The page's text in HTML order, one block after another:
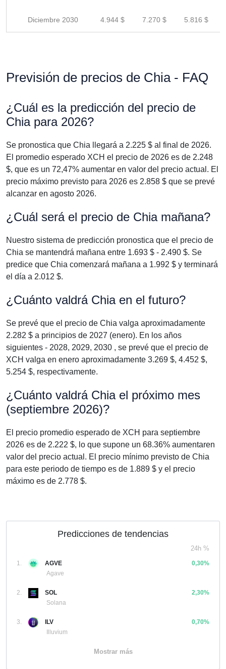
Diciembre 2030 4.944 $ 7.270 $ 5.816 $
Previsión de precios de Chia - FAQ
¿Cuál es la predicción del precio de
Chia para 2026?
Se pronostica que Chia llegará a 2.225 $ al final de 2026.
El promedio esperado XCH el precio de 2026 es de 2.248
$, que es un 72,47% aumentar en valor del precio actual. El
precio máximo previsto para 2026 es 2.858 $ que se prevé
alcanzar en agosto 2026.
¿Cuál será el precio de Chia mañana?
Nuestro sistema de predicción pronostica que el precio de
Chia se mantendrá mañana entre 1.693 $ - 2.490 $. Se
predice que Chia comenzará mañana a 1.992 $ y terminará
el día a 2.012 $.
¿Cuánto valdrá Chia en el futuro?
Se prevé que el precio de Chia valga aproximadamente
2.282 $ a principios de 2027 (enero). En los años
siguientes - 2028, 2029, 2030 , se prevé que el precio de
XCH valga en enero aproximadamente 3.269 $, 4.452 $,
5.254 $, respectivamente.
¿Cuánto valdrá Chia el próximo mes
(septiembre 2026)?
El precio promedio esperado de XCH para septiembre
2026 es de 2.222 $, lo que supone un 68.36% aumentaren
valor del precio actual. El precio mínimo previsto de Chia
para este periodo de tiempo es de 1.889 $ y el precio
máximo es de 2.778 $.
Predicciones de tendencias
24h %
1.
AGVE
Agave
0,30%
2.
SOL
Solana
2,30%
3.
ILV
Illuvium
0,70%
Mostrar más